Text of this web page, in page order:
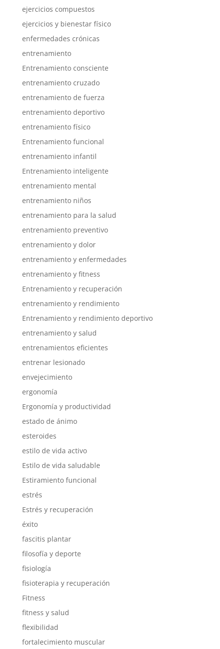
ejercicios compuestos
ejercicios y bienestar físico
enfermedades crónicas
entrenamiento
Entrenamiento consciente
entrenamiento cruzado
entrenamiento de fuerza
entrenamiento deportivo
entrenamiento físico
Entrenamiento funcional
entrenamiento infantil
Entrenamiento inteligente
entrenamiento mental
entrenamiento niños
entrenamiento para la salud
entrenamiento preventivo
entrenamiento y dolor
entrenamiento y enfermedades
entrenamiento y fitness
Entrenamiento y recuperación
entrenamiento y rendimiento
Entrenamiento y rendimiento deportivo
entrenamiento y salud
entrenamientos eficientes
entrenar lesionado
envejecimiento
ergonomía
Ergonomía y productividad
estado de ánimo
esteroides
estilo de vida activo
Estilo de vida saludable
Estiramiento funcional
estrés
Estrés y recuperación
éxito
fascitis plantar
filosofía y deporte
fisiología
fisioterapia y recuperación
Fitness
fitness y salud
flexibilidad
fortalecimiento muscular